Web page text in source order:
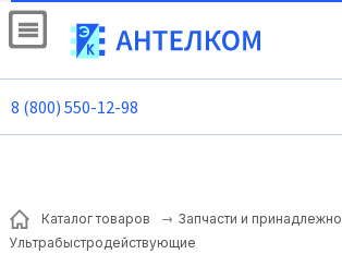
8 (800) 550-12-98
Каталог товаров
Запчасти и
Ультрабыстродействующие